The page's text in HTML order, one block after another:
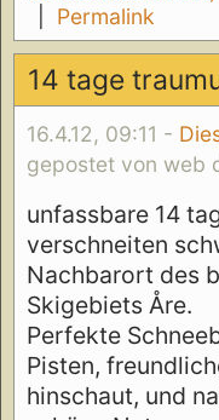
Permalink
14 tage
16.4.12, 09:11 -
gepostet von web
unfassbare 14
verschneiten
Nachbarort des
Skigebiets Åre.
Perfekte
Pisten,
hinschaut, und